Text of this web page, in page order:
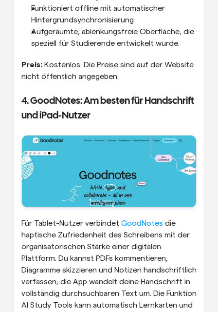
Funktioniert offline mit automatischer
Hintergrundsynchronisierung
Aufgeräumte, ablenkungsfreie Oberfläche, die
speziell für Studierende entwickelt wurde.
Preis: Kostenlos. Die Preise sind auf der Website
nicht öffentlich angegeben.
4. GoodNotes: Am besten für Handschrift
und iPad-Nutzer
Für Tablet-Nutzer verbindet GoodNotes die
haptische Zufriedenheit des Schreibens mit der
organisatorischen Stärke einer digitalen
Plattform. Du kannst PDFs kommentieren,
Diagramme skizzieren und Notizen handschriftlich
verfassen; die App wandelt deine Handschrift in
vollständig durchsuchbaren Text um. Die Funktion
AI Study Tools kann automatisch Lernkarten und